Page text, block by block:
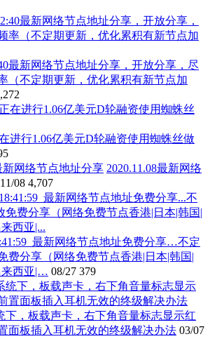
最新网络节点地址分享，开放分享，尽
（不定期更新，优化累积有新节点加
进行1.06亿美元D轮融资使用蜘蛛丝做
2020.11.08最新网络
11/08 4,707
最新网络节点地址免费分享…不定
分享（网络免费节点香港|日本|韩国|
来西亚|… 08/27 379
下，板载声卡，右下角音量标志显示红
面板插入耳机无效的终级解决办法 03/07